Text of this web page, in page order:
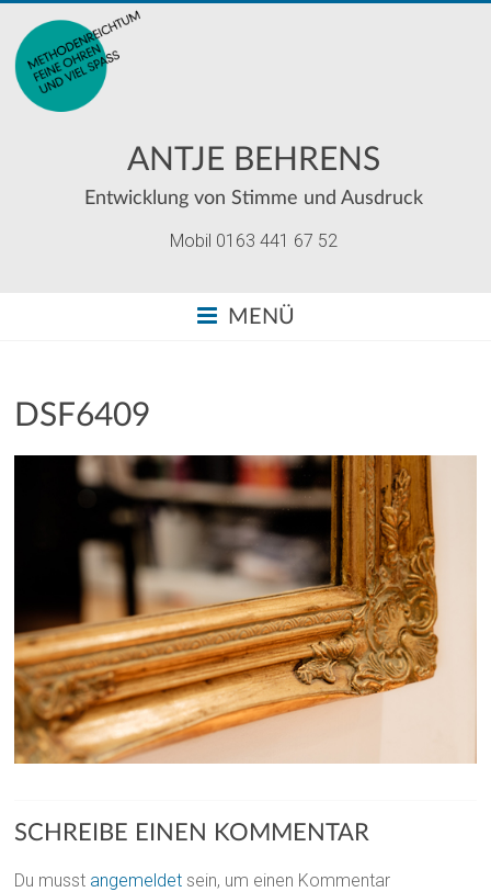
ANTJE BEHRENS
Entwicklung von Stimme und Ausdruck
Mobil 0163 441 67 52
MENÜ
DSF6409
SCHREIBE EINEN KOMMENTAR
Du musst angemeldet sein, um einen Kommentar